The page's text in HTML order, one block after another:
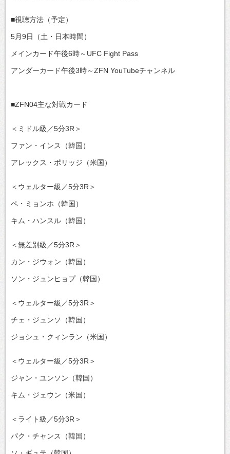
■視聴方法（予定）
5月9日（土・日本時間）
メインカード午後6時～UFC Fight Pass
アンダーカード午後3時～ZFN YouTubeチャンネル
■ZFN04主な対戦カード
＜ミドル級／5分3R＞
ファン・インス（韓国）
アレックス・ポリッジ（米国）
＜ウェルター級／5分3R＞
ペ・ミョンホ（韓国）
キム・ハンスル（韓国）
＜無差別級／5分3R＞
カン・ジウォン（韓国）
ソン・ジュンヒョプ（韓国）
＜ウェルター級／5分3R＞
チェ・ジュンソ（韓国）
ジョシュ・クィンラン（米国）
＜ウェルター級／5分3R＞
ジャン・ユンソン（韓国）
キム・ジェウン（米国）
＜ライト級／5分3R＞
パク・チャンス（韓国）